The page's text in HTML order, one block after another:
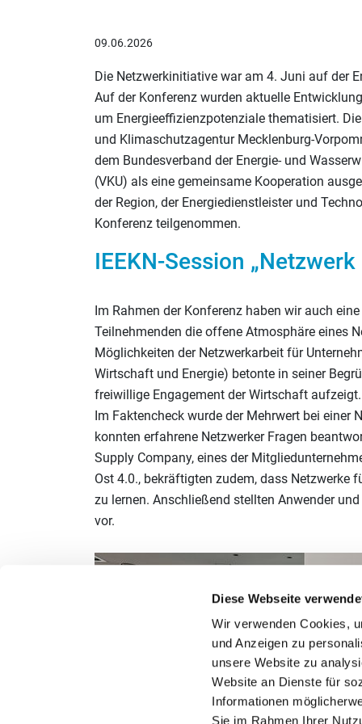
Diese Webseite
Wir verwenden Cookies,
und Anzeigen zu
unsere Website zu
Website an Dienste für
Informationen
Sie im Rahmen Ihrer
09.06.2026
Die Netzwerkinitiative war am 4. Juni auf der
Auf der Konferenz wurden aktuelle
um Energieeffizienzpotenziale thematisiert.
und Klimaschutzagentur Mecklenburg-
dem Bundesverband der Energie- und
(VKU) als eine gemeinsame Kooperation
der Region, der Energiedienstleister und
Konferenz teilgenommen.
IEEKN-Session
Im Rahmen der Konferenz haben wir auch
Teilnehmenden die offene Atmosphäre eines
Möglichkeiten der Netzwerkarbeit für
Wirtschaft und Energie) betonte in seiner
freiwillige Engagement der Wirtschaft aufzeigt.
Im Faktencheck wurde der Mehrwert bei
konnten erfahrene Netzwerker Fragen
Supply Company, eines der
Ost 4.0., bekräftigten zudem, dass Netzwerke
zu lernen. Anschließend stellten Anwender
vor.